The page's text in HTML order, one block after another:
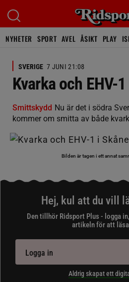
NYHETER SPORT AVEL ÅSIKT PLAY
SVERIGE 7 JUNI 21:08
Kvarka och EHV-
Smittskydd Nu är det i södra
kommer om smitta av både
Bilden är tagen i ett annat
Hej, kul att du vill
Den tillhör Ridsport Plus - logga
artikeln för att
Logga in
Aldrig skapat ett